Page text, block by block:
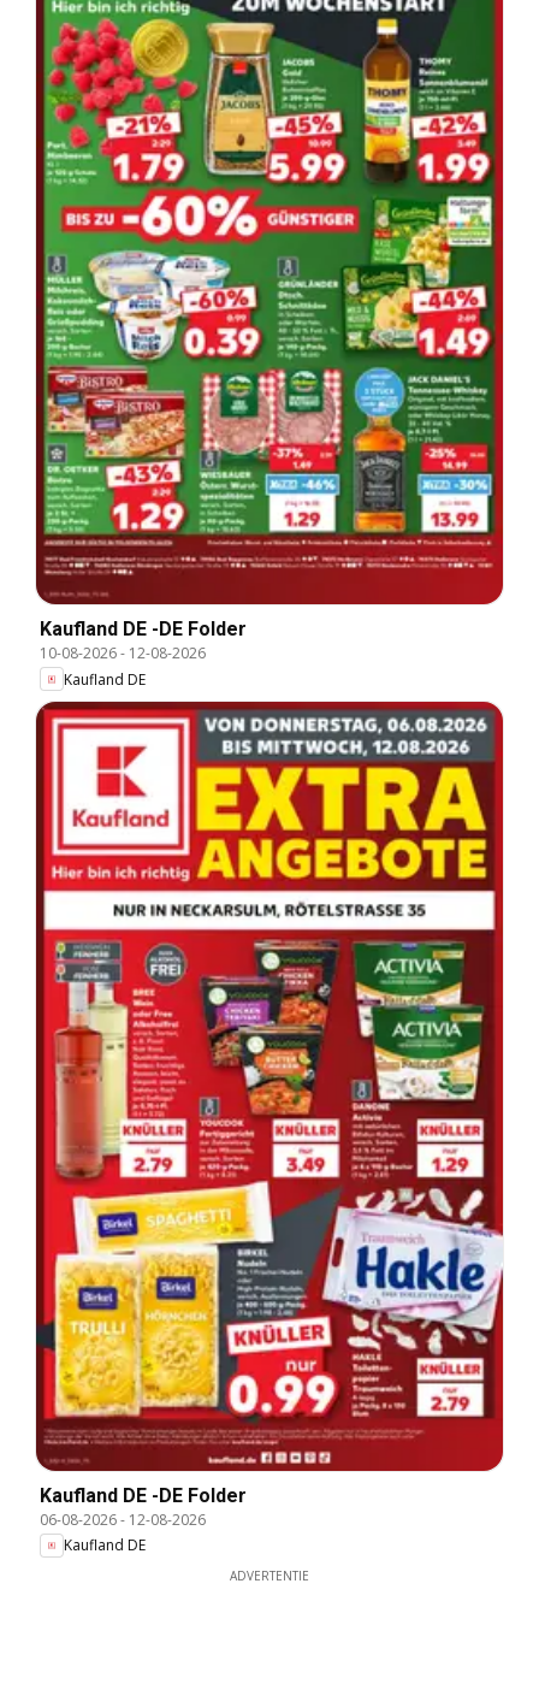
Kaufland DE -DE Folder
10-08-2026- 12-08-2026
Kaufland DE
Kaufland DE -DE Folder
06-08-2026- 12-08-2026
Kaufland DE
ADVERTENTIE